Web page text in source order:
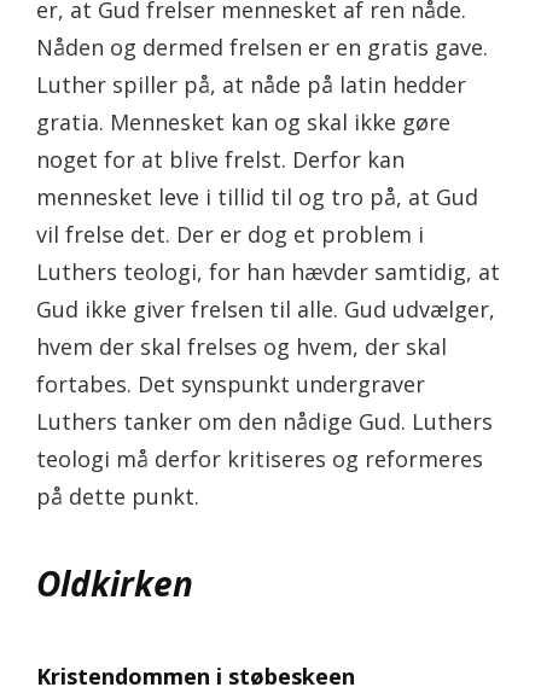
er, at Gud frelser mennesket af ren nåde.
Nåden og dermed frelsen er en gratis gave.
Luther spiller på, at nåde på latin hedder
gratia. Mennesket kan og skal ikke gøre
noget for at blive frelst. Derfor kan
mennesket leve i tillid til og tro på, at Gud
vil frelse det. Der er dog et problem i
Luthers teologi, for han hævder samtidig, at
Gud ikke giver frelsen til alle. Gud udvælger,
hvem der skal frelses og hvem, der skal
fortabes. Det synspunkt undergraver
Luthers tanker om den nådige Gud. Luthers
teologi må derfor kritiseres og reformeres
på dette punkt.
Oldkirken
Kristendommen i støbeskeen